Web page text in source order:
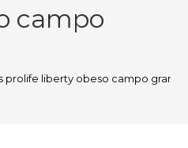
campo
prolife liberty obeso campo grande